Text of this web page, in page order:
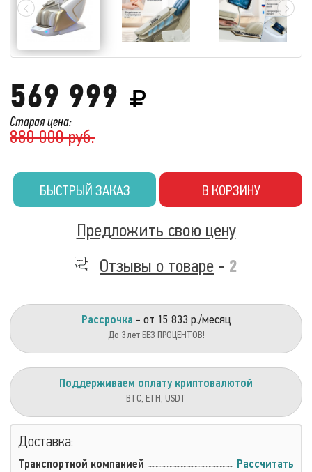
Старая цена:
880 000 руб.
569 999
БЫСТРЫЙ ЗАКАЗ В КОРЗИНУ
Предложить свою цену
Отзывы о товаре - 2
Рассрочка - от 15 833 р./месяц
До 3 лет БЕЗ ПРОЦЕНТОВ!
Поддерживаем оплату криптовалютой
BTC, ETH, USDT
Доставка:
Транспортной компанией Рассчитать